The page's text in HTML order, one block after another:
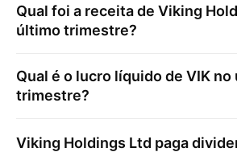
Qual foi a receita de Viking
último trimestre?
Qual é o lucro líquido de VIK no
trimestre?
Viking Holdings Ltd paga